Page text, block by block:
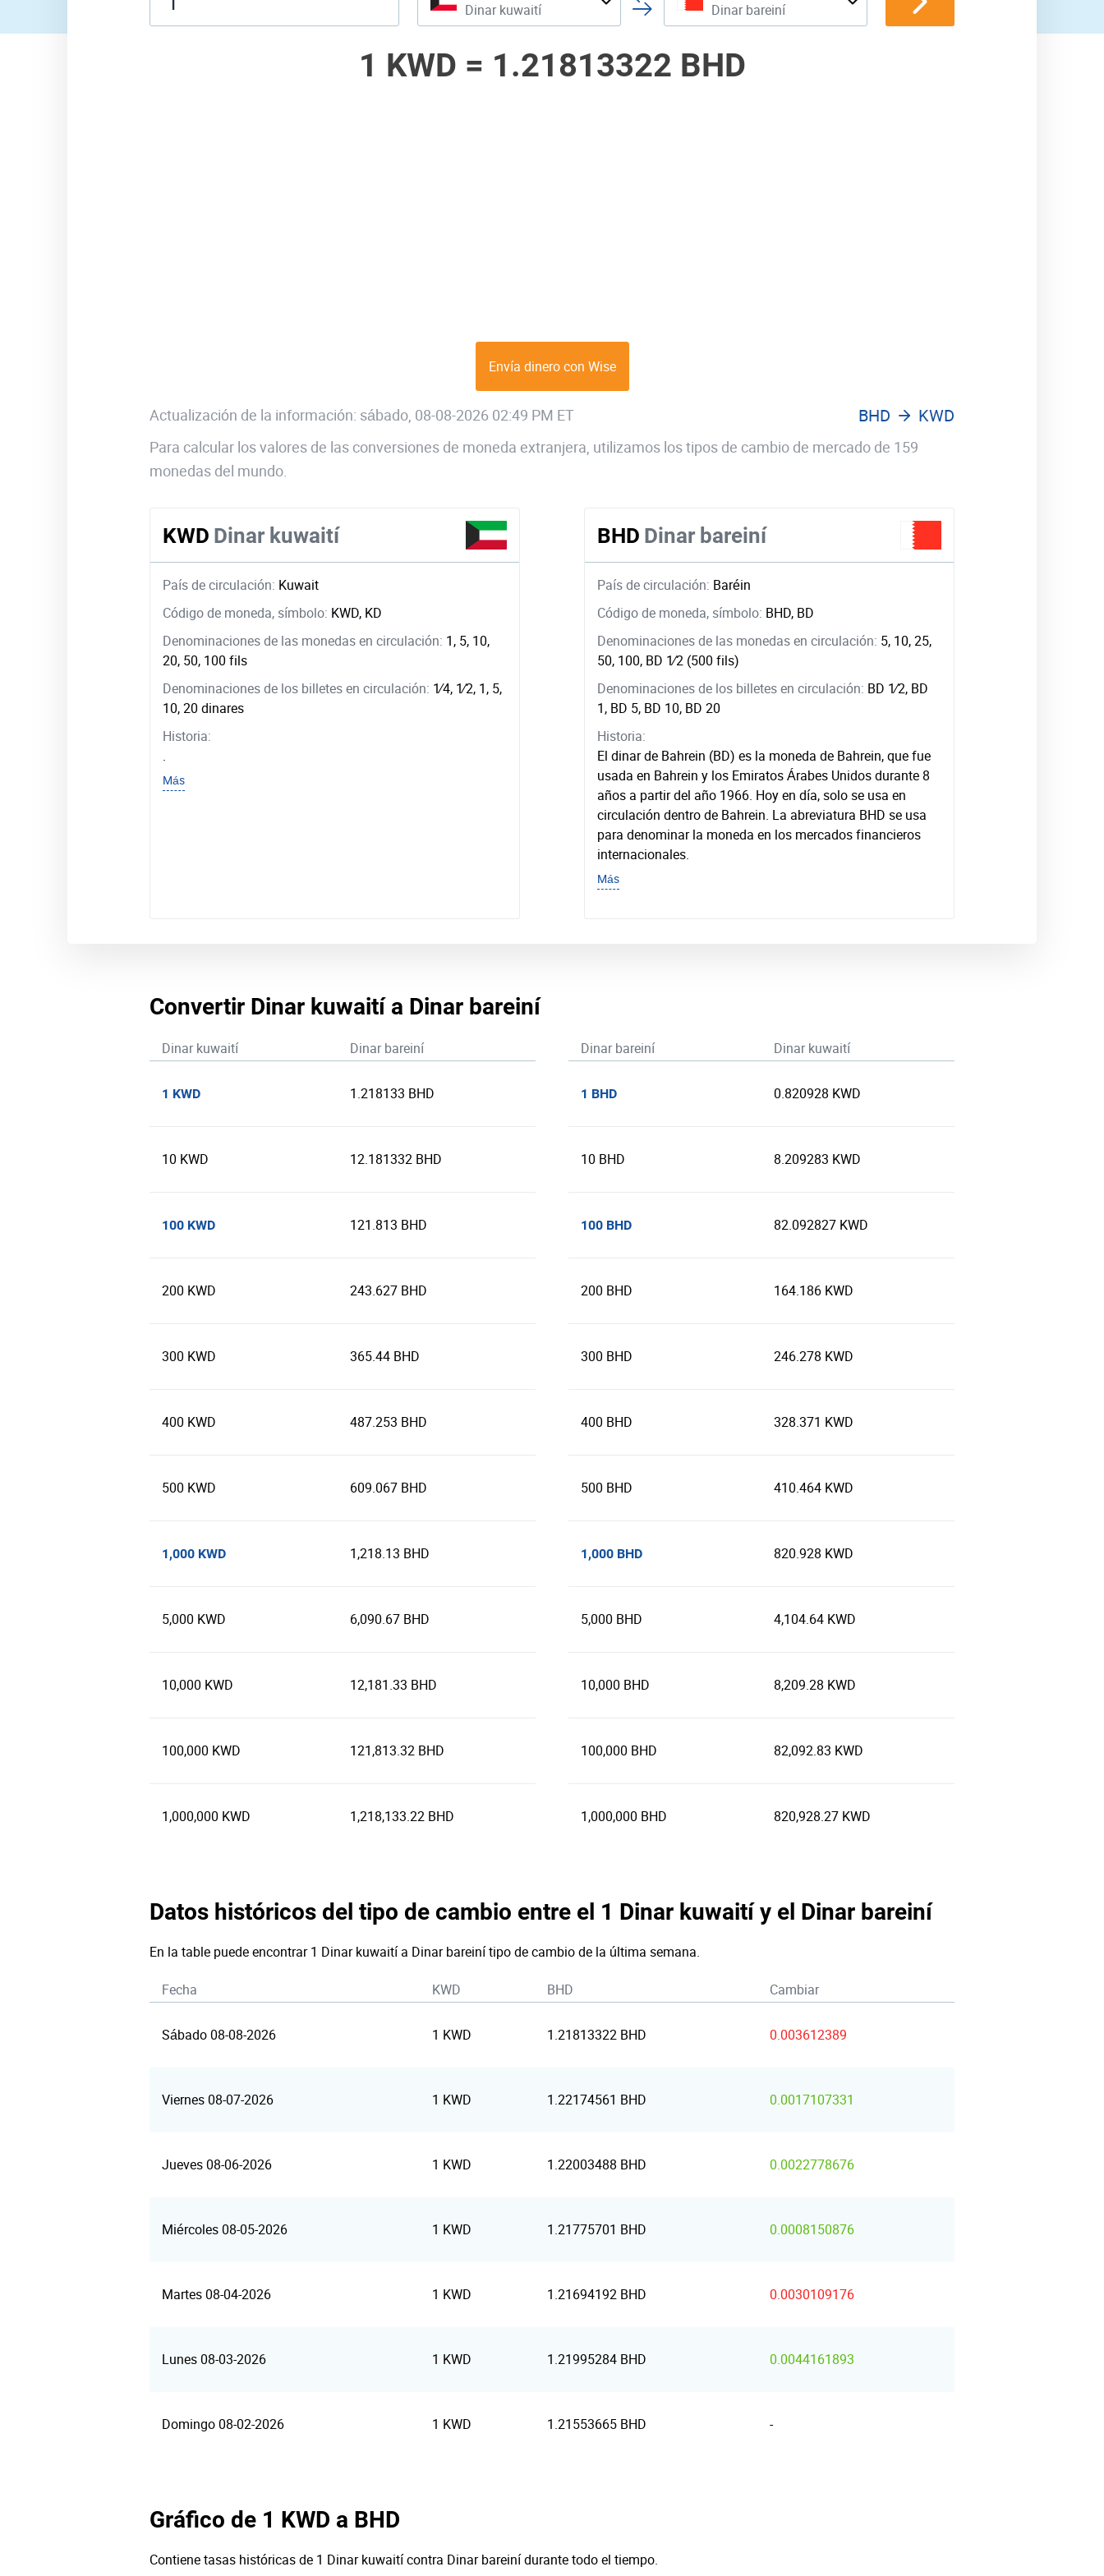
Dinar kuwaití Dinar bareiní
1 KWD = 1.21813322 BHD
Envía dinero con Wise
Actualización de la información: sábado, 08-08-2026 02:49 PM ET BHD KWD
Para calcular los valores de las conversiones de moneda extranjera, utilizamos los tipos de cambio de mercado de 159
monedas del mundo.
KWD Dinar kuwaití
País de circulación: Kuwait
Código de moneda, símbolo: KWD, KD
Denominaciones de las monedas en circulación: 1, 5, 10,
20, 50, 100 fils
Denominaciones de los billetes en circulación: 1⁄4, ​1⁄2, 1, 5,
10, 20 dinares
Historia:
.
Más
BHD Dinar bareiní
País de circulación: Baréin
Código de moneda, símbolo: BHD, BD
Denominaciones de las monedas en circulación: 5, 10, 25,
50, 100, BD ​1⁄2 (500 fils)
Denominaciones de los billetes en circulación: BD ​1⁄2, BD
1, BD 5, BD 10, BD 20
Historia:
El dinar de Bahrein (BD) es la moneda de Bahrein, que fue
usada en Bahrein y los Emiratos Árabes Unidos durante 8
años a partir del año 1966. Hoy en día, solo se usa en
circulación dentro de Bahrein. La abreviatura BHD se usa
para denominar la moneda en los mercados financieros
internacionales.
Más
Convertir Dinar kuwaití a Dinar bareiní
Dinar kuwaití Dinar bareiní
1 KWD 1.218133 BHD
10 KWD 12.181332 BHD
100 KWD 121.813 BHD
200 KWD 243.627 BHD
300 KWD 365.44 BHD
400 KWD 487.253 BHD
500 KWD 609.067 BHD
1,000 KWD 1,218.13 BHD
5,000 KWD 6,090.67 BHD
10,000 KWD 12,181.33 BHD
100,000 KWD 121,813.32 BHD
1,000,000 KWD 1,218,133.22 BHD
Dinar bareiní Dinar kuwaití
1 BHD 0.820928 KWD
10 BHD 8.209283 KWD
100 BHD 82.092827 KWD
200 BHD 164.186 KWD
300 BHD 246.278 KWD
400 BHD 328.371 KWD
500 BHD 410.464 KWD
1,000 BHD 820.928 KWD
5,000 BHD 4,104.64 KWD
10,000 BHD 8,209.28 KWD
100,000 BHD 82,092.83 KWD
1,000,000 BHD 820,928.27 KWD
Datos históricos del tipo de cambio entre el 1 Dinar kuwaití y el Dinar bareiní
En la table puede encontrar 1 Dinar kuwaití a Dinar bareiní tipo de cambio de la última semana.
Fecha KWD BHD Cambiar
Sábado 08-08-2026 1 KWD 1.21813322 BHD 0.003612389
Viernes 08-07-2026 1 KWD 1.22174561 BHD 0.0017107331
Jueves 08-06-2026 1 KWD 1.22003488 BHD 0.0022778676
Miércoles 08-05-2026 1 KWD 1.21775701 BHD 0.0008150876
Martes 08-04-2026 1 KWD 1.21694192 BHD 0.0030109176
Lunes 08-03-2026 1 KWD 1.21995284 BHD 0.0044161893
Domingo 08-02-2026 1 KWD 1.21553665 BHD -
Gráfico de 1 KWD a BHD
Contiene tasas históricas de 1 Dinar kuwaití contra Dinar bareiní durante todo el tiempo.